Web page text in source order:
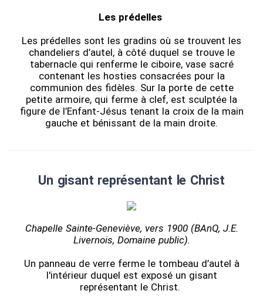
Les prédelles
Les prédelles sont les gradins où se trouvent les
chandeliers d’autel, à côté duquel se trouve le
tabernacle qui renferme le ciboire, vase sacré
contenant les hosties consacrées pour la
communion des fidèles. Sur la porte de cette
petite armoire, qui ferme à clef, est sculptée la
figure de l’Enfant-Jésus tenant la croix de la main
gauche et bénissant de la main droite.
Un gisant représentant le Christ
Chapelle Sainte-Geneviève, vers 1900 (BAnQ, J.E.
Livernois, Domaine public).
Un panneau de verre ferme le tombeau d’autel à
l'intérieur duquel est exposé un gisant
représentant le Christ.